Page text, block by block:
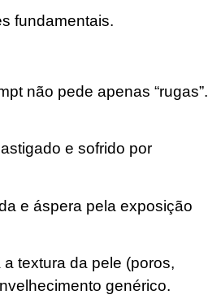
fundamentais.
não pede apenas “rugas”.
e sofrido por
e áspera pela exposição
textura da pele (poros,
genérico.